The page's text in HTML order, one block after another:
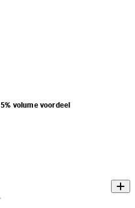
5% volume voordeel